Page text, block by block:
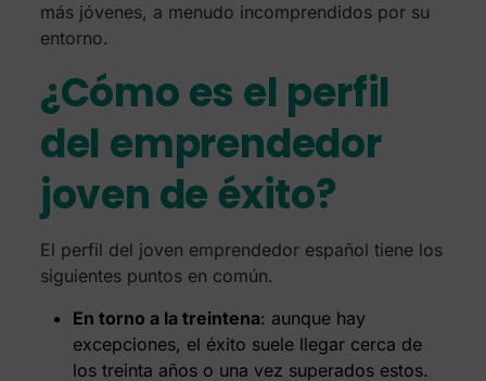
más jóvenes, a menudo incomprendidos por su
entorno.
¿Cómo es el perfil
del emprendedor
joven de éxito?
El perfil del joven emprendedor español tiene los
siguientes puntos en común.
En torno a la treintena: aunque hay
excepciones, el éxito suele llegar cerca de
los treinta años o una vez superados estos.